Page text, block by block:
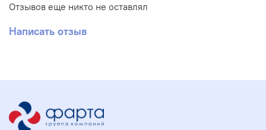
Отзывов еще никто не оставлял
Написать отзыв